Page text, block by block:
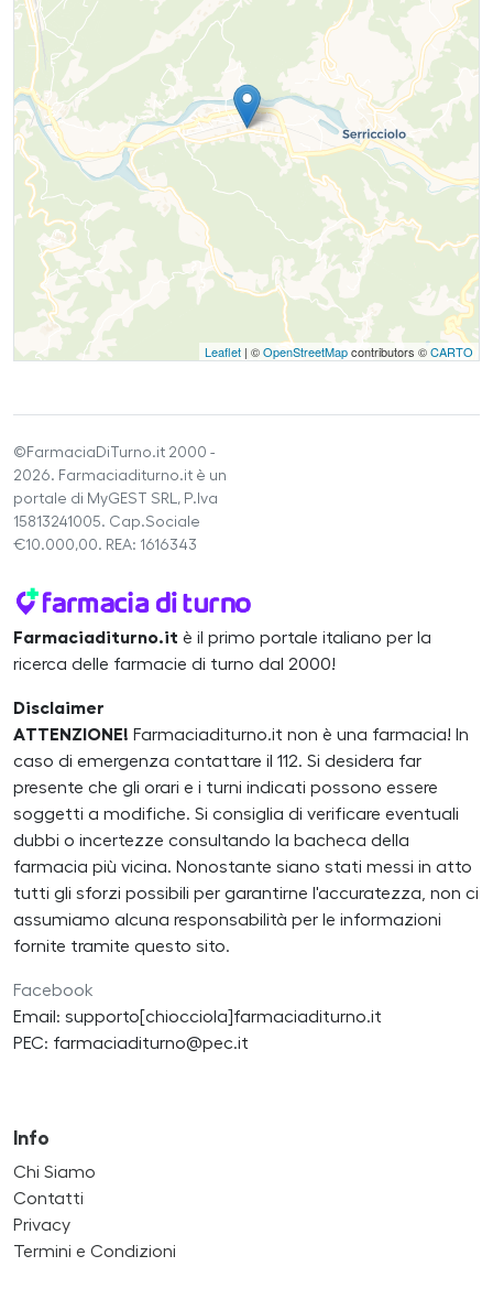
Leaflet | ©OpenStreetMapcontributors ©CARTO
©FarmaciaDiTurno.it 2000 -
2026. Farmaciaditurno.it è un
portale di MyGEST SRL, P.Iva
15813241005. Cap.Sociale
€10.000,00. REA: 1616343
Farmaciaditurno.it è il primo portale italiano per la
ricerca delle farmacie di turno dal 2000!
Disclaimer
ATTENZIONE! Farmaciaditurno.it non è una farmacia! In
caso di emergenza contattare il 112. Si desidera far
presente che gli orari e i turni indicati possono essere
soggetti a modifiche. Si consiglia di verificare eventuali
dubbi o incertezze consultando la bacheca della
farmacia più vicina. Nonostante siano stati messi in atto
tutti gli sforzi possibili per garantirne l'accuratezza, non ci
assumiamo alcuna responsabilità per le informazioni
fornite tramite questo sito.
Facebook
Email: supporto[chiocciola]farmaciaditurno.it
PEC: farmaciaditurno@pec.it
Info
Chi Siamo
Contatti
Privacy
Termini e Condizioni